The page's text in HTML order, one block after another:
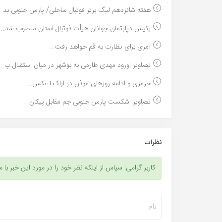
هفته شانزدهم لیگ برتر فوتبال ساحلی/ پارس جنوبی بد
رئیس دپارتمان جوانان هیأت فوتبال استان منصوب شد...
آمری برای نظارت به قم خواهد رفت...
تصاویر :ورود مهدی طارمی به بوشهر در میان استقبال
خرمزی و ادامه روزهای موفق در اراک+عکس...
تصاویر: شکست پارس جنوبی جم مقابل پیکان...
نظرات
کاربر گرامی: سپاس از اینکه نظر خود را در مورد این خبر